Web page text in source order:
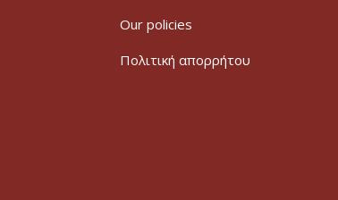
Our policies
Πολιτική απορρήτου